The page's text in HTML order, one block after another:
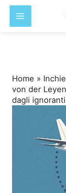
Home »
von der
dagli ignoranti